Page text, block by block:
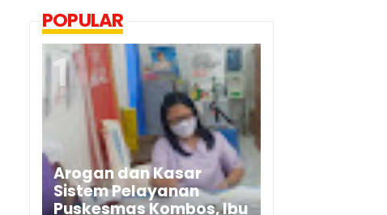
POPULAR
Arogan dan Kasar
Sistem Pelayanan
Puskesmas Kombos, Ibu